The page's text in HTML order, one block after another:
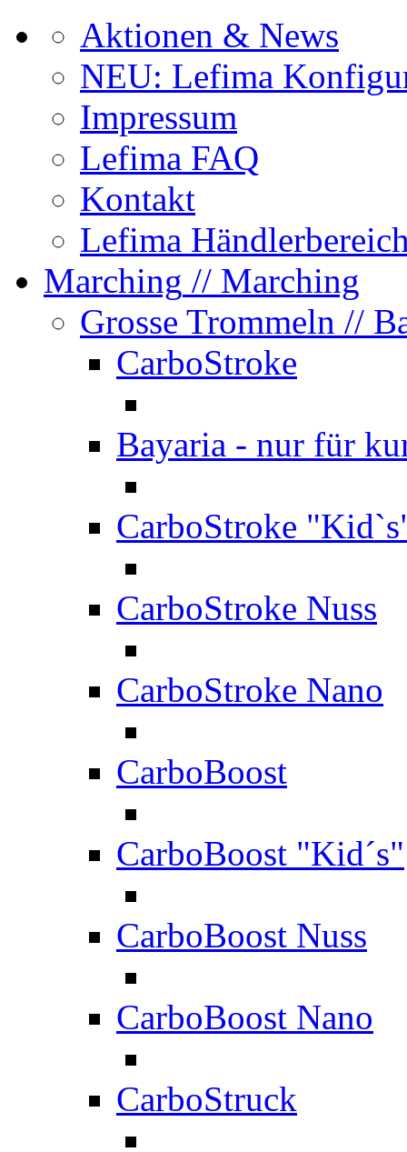
Aktionen & News
NEU: Lefima
Impressum
Lefima FAQ
Kontakt
Lefima
Marching // Marching
Grosse Trommeln //
CarboStroke
Bayaria - nur für
CarboStroke
CarboStroke Nuss
CarboStroke Nano
CarboBoost
CarboBoost "Kid´s"
CarboBoost Nuss
CarboBoost Nano
CarboStruck